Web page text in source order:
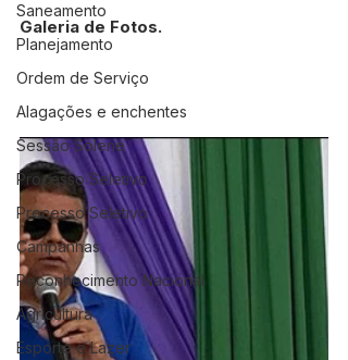
Saneamento
Planejamento
Ordem de Serviço
Alagações e enchentes
Sessão Solene
Processo Seletivo
Processo Seletivo
Campanhas
Reconhecimento Nacional
Agricultura
Esporte e Lazer
Galeria de Fotos.